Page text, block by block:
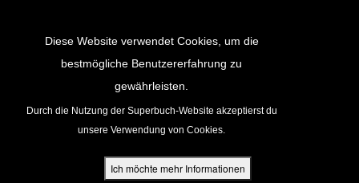
Diese Website verwendet Cookies, um die
bestmögliche Benutzererfahrung zu
gewährleisten.
Durch die Nutzung der Superbuch-Website akzeptierst du
unsere Verwendung von Cookies.
Ich möchte mehr Informationen